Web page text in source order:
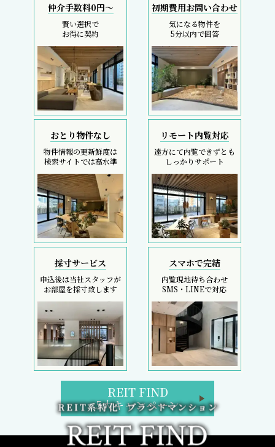
仲介手数料0円～
賢い選択で
お得に契約
初期費用お問い合わせ
気になる物件を
5分以内で回答
おとり物件なし
物件情報の更新鮮度は
検索サイトでは高水準
リモート内覧対応
遠方にて内覧できずとも
しっかりサポート
採寸サービス
申込後は当社スタッフが
お部屋を採寸致します
スマホで完結
内覧現地待ち合わせ
SMS・LINEで対応
REIT FIND
5大キャンペーン